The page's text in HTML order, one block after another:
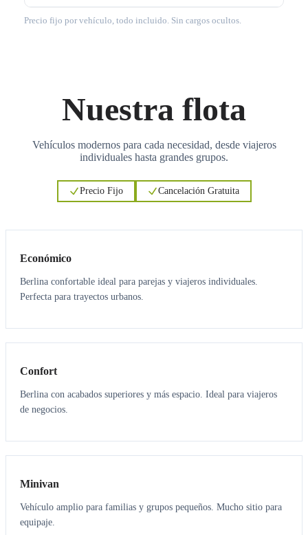
Precio fijo por vehículo, todo incluido. Sin cargos ocultos.
Nuestra flota
Vehículos modernos para cada necesidad, desde viajeros
individuales hasta grandes grupos.
Precio Fijo Cancelación Gratuita
Económico
Berlina confortable ideal para parejas y viajeros individuales.
Perfecta para trayectos urbanos.
3 3
Confort
Berlina con acabados superiores y más espacio. Ideal para viajeros
de negocios.
6 5
Minivan
Vehículo amplio para familias y grupos pequeños. Mucho sitio para
equipaje.